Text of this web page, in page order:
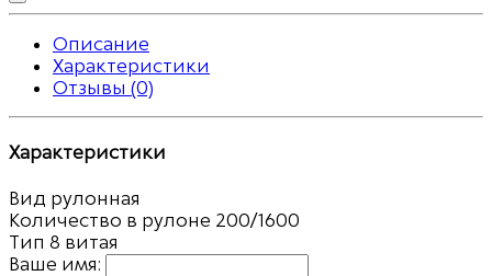
Описание
Характеристики
Отзывы (0)
Характеристики
Вид рулонная
Количество в рулоне 200/1600
Тип 8 витая
Ваше имя: